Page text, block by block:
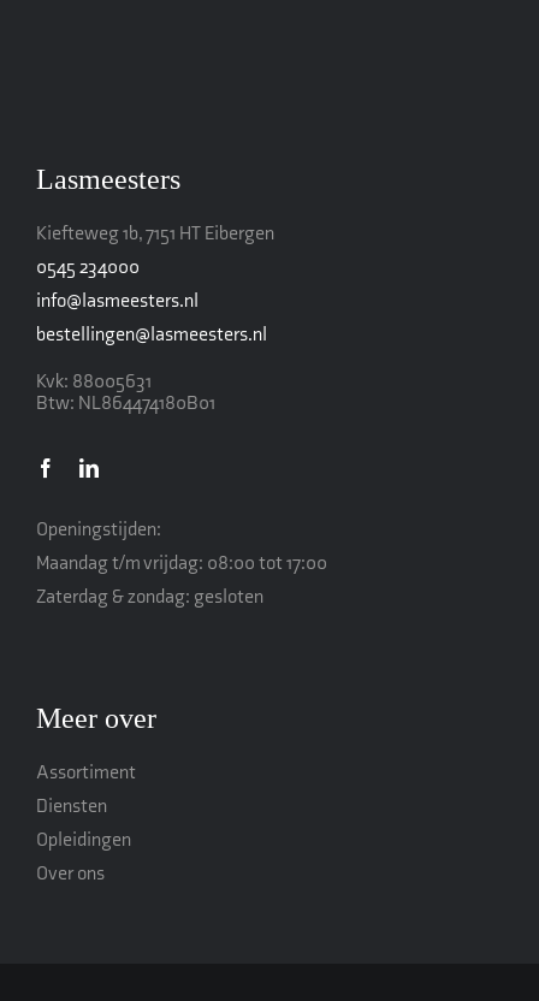
Lasmeesters
Kiefteweg 1b, 7151 HT Eibergen
0545 234000
info@lasmeesters.nl
bestellingen@lasmeesters.nl
Kvk: 88005631
Btw: NL864474180B01
Openingstijden:
Maandag t/m vrijdag: 08:00 tot 17:00
Zaterdag & zondag: gesloten
Meer over
Assortiment
Diensten
Opleidingen
Over ons